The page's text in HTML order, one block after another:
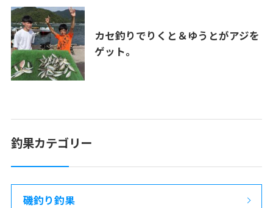
カセ釣りでりくと＆ゆうとがアジを
ゲット。
釣果カテゴリー
磯釣り釣果